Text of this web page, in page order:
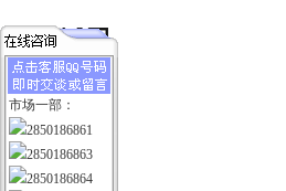
市场一部：
2850186861
2850186863
2850186864